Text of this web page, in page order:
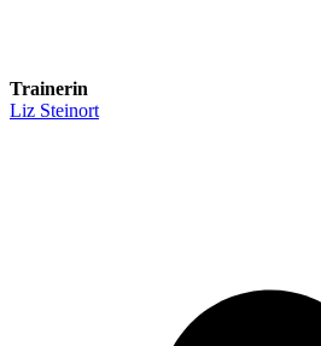
Trainerin
Liz Steinort